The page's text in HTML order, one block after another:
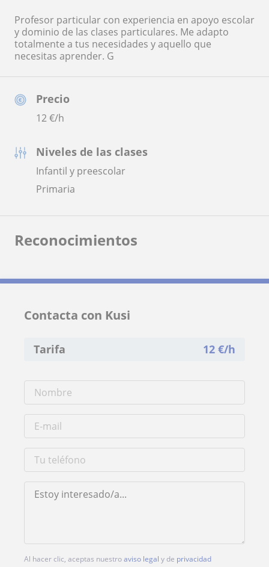
Precio
12€/h
Niveles de las clases
Infantil y preescolar
Primaria
Profesor particular con experiencia en apoyo escolar
y dominio de las clases particulares. Me adapto
totalmente a tus necesidades y aquello que
necesitas aprender. G
Reconocimientos
Contacta con Kusi
Tarifa 12 €/h
Al hacer clic, aceptas nuestroaviso legal y de privacidad